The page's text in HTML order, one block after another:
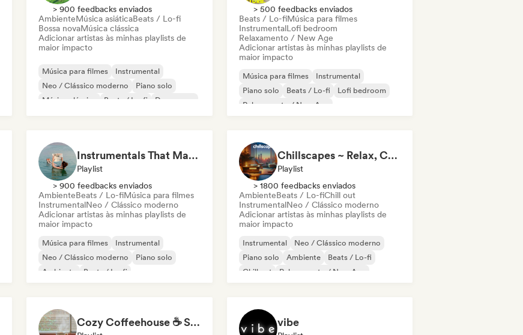
> 900 feedbacks enviados
AmbienteMúsica asiáticaBeats / Lo-fi
Bossa novaMúsica clássica
Adicionar artistas às minhas playlists de
maior impacto
Música para filmes
Instrumental
Neo / Clássico moderno
Piano solo
Música clássica
Beats / Lo-fi
Dream pop
> 500 feedbacks enviados
Beats / Lo-fiMúsica para filmes
InstrumentalLofi bedroom
Relaxamento / New Age
Adicionar artistas às minhas playlists de
maior impacto
Música para filmes
Instrumental
Piano solo
Beats / Lo-fi
Lofi bedroom
Relaxamento / New Age
Instrumentals That Make You Feel Like Floating
Playlist
> 900 feedbacks enviados
AmbienteBeats / Lo-fiMúsica para filmes
InstrumentalNeo / Clássico moderno
Adicionar artistas às minhas playlists de
maior impacto
Música para filmes
Instrumental
Neo / Clássico moderno
Piano solo
Ambiente
Beats / Lo-fi
Chillscapes ~ Relax, Concentrate, Meditate, Sleep, Dream
Playlist
> 1800 feedbacks enviados
AmbienteBeats / Lo-fiChill out
InstrumentalNeo / Clássico moderno
Adicionar artistas às minhas playlists de
maior impacto
Instrumental
Neo / Clássico moderno
Piano solo
Ambiente
Beats / Lo-fi
Chill out
Relaxamento / New Age
Cozy Coffeehouse ☕ Singer-Songwriter, Indie Folk & Acoustic vibe